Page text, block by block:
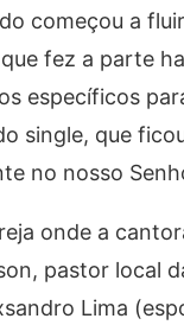
começou a
fez a parte
específicos
single, que
no nosso
onde a
pastor local
Lima